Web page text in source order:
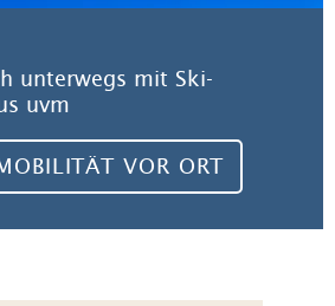
unterwegs mit Ski-
uvm
VOR ORT